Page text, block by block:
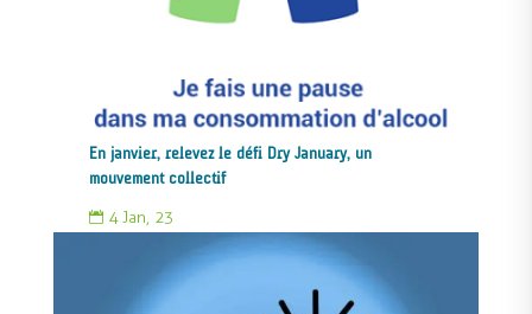
En janvier, relevez le défi Dry January, un
mouvement collectif
 4 Jan, 23